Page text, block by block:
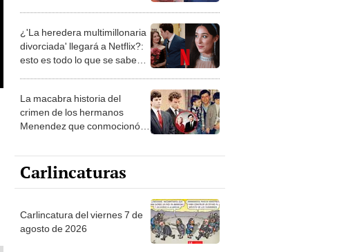
¿'La heredera multimillonaria
divorciada' llegará a Netflix?:
esto es todo lo que se sabe
La macabra historia del
crimen de los hermanos
Menendez que conmocionó a
Carlincaturas
Carlincatura del viernes 7 de
agosto de 2026